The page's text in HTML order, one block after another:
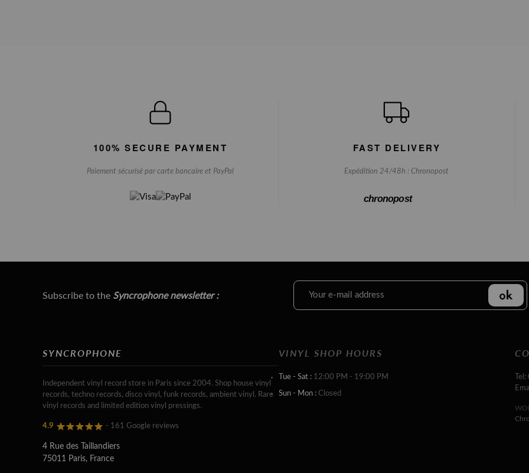
100% SECURE PAYMENT
Paiement sécurisé par carte bancaire et PayPal
FAST DELIVERY
Expédition 24/48h : Chronopost
chronopost
Subscribe to the Syncrophone newsletter :
SYNCROPHONE
Independent vinyl record store in Paris since 2004. Shop house vinyl
records, techno records, disco vinyl, funk records, ambient vinyl. Rare
vinyl records and limited edition vinyl pressings.
4.9 - 161 Google reviews
4 Rue des Taillandiers
75011 Paris, France
VINYL SHOP HOURS
Tue - Sat : 12:00 PM - 19:00 PM
Sun - Mon : Closed